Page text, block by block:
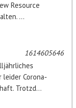
Resource
...
1614605646
leider Corona-
Trotzd...